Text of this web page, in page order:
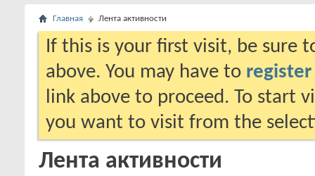
Главная Лента активности
If this is your first visit, be sure
above. You may have to register
link above to proceed. To start
you want to visit from the
Лента активности